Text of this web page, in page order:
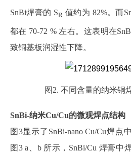
SnBi焊膏的 SR 值约为 82%。而
都在 70-72 % 左右。这表明在
致铜基板润湿性下降。
图2. 不同含量的纳米铜
SnBi‑纳米Cu/Cu的微观焊点结构
图3显示了SnBi-nano Cu/Cu焊点
图3 a、b 所示，SnBi/Cu 焊膏中